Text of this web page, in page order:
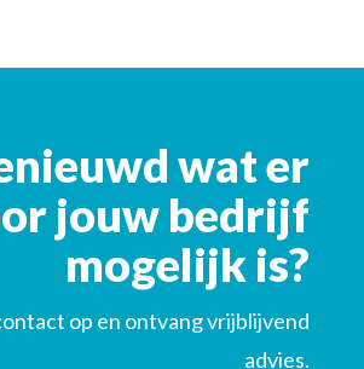
wat er
jouw bedrijf
mogelijk is?
op en ontvang vrijblijvend
advies.